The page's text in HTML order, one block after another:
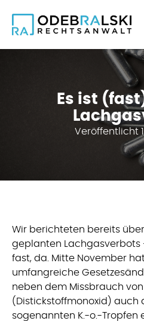
Es ist
Veröffentlicht
Wir berichteten bereits
geplanten Lachgasverbots
fast, da. Mitte November
umfangreiche
neben dem Missbrauch
(Distickstoffmonoxid) auch
sogenannten K.-o.-Tropfen